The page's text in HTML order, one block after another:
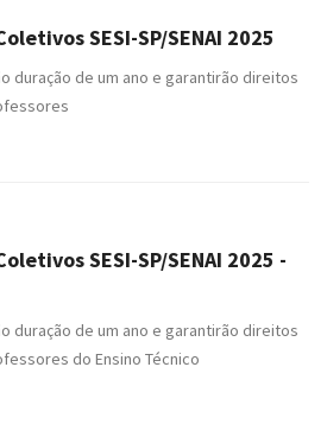
SESI-SP/SENAI 2025
duração de um ano e garantirão direitos
SESI-SP/SENAI 2025 -
duração de um ano e garantirão direitos
do Ensino Técnico